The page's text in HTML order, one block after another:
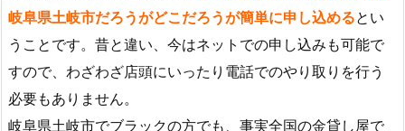
岐阜県土岐市だろうがどこだろうが簡単に申し込めるとい
うことです。昔と違い、今はネットでの申し込みも可能で
すので、わざわざ店頭にいったり電話でのやり取りを行う
必要もありません。
岐阜県土岐市でブラックの方でも、事実全国の金貸し屋で